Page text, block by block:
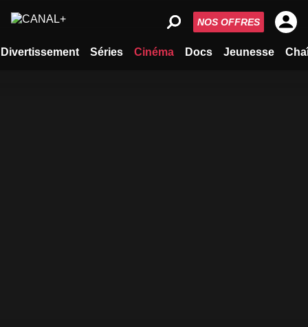
Divertissement Séries Cinéma Docs Jeunesse
NOS OFFRES